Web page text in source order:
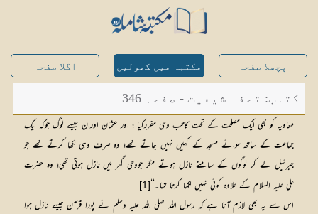
پچھلا صفحہ مکتبہ میں کھولیں اگلا صفحہ
کتاب: تحفہ شیعیت - صفحہ 346
معاویہ کو بھی ایک مصلحت کے تحت کاتب وحی مقررکیا ؛ اور عثمان اوران جیسے لوگ جوکہ ایک
جماعت کے ساتھ سوائے مسجد کے کہیں نہیں جاتے تھے؛ وہ صرف وہی لکھا کرتے تھے جو
جبرئیل لے کر لوگوں کے سامنے نازل ہوتے مگر جووحی گھر میں نازل ہوتی تھی؛ وہ حضرت
علی علیہ السلام کے علاوہ کوئی نہیں لکھا کرتا تھا۔‘‘ [1]
اس سے یہ بھی لازم آتا ہے کہ رسول اللہ صلی اللہ علیہ وسلم نے پورا قرآن جیسے نازل ہوا